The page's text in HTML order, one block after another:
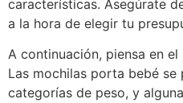
características. Asegúrate
a la hora de elegir tu
A continuación, piensa en
Las mochilas porta bebé se
categorías de peso, y